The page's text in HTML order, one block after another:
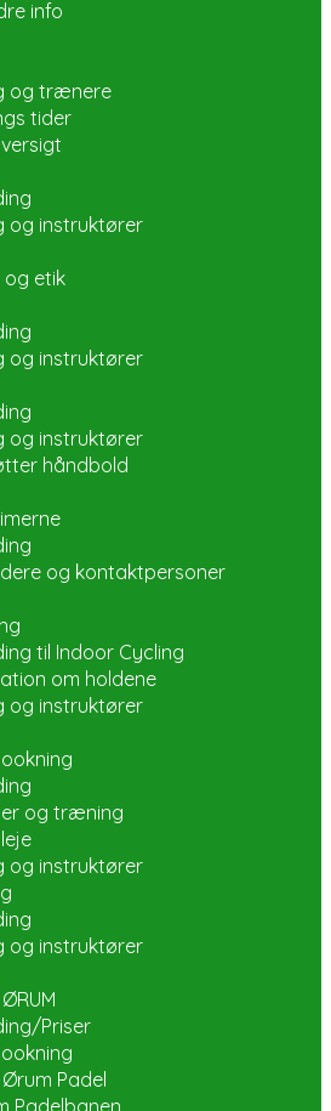
info
og trænere
tider
og instruktører
og etik
og instruktører
og instruktører
håndbold
og kontaktpersoner
til Indoor Cycling
om holdene
og instruktører
og træning
og instruktører
og instruktører
Priser
Ørum Padel
Padelbanen